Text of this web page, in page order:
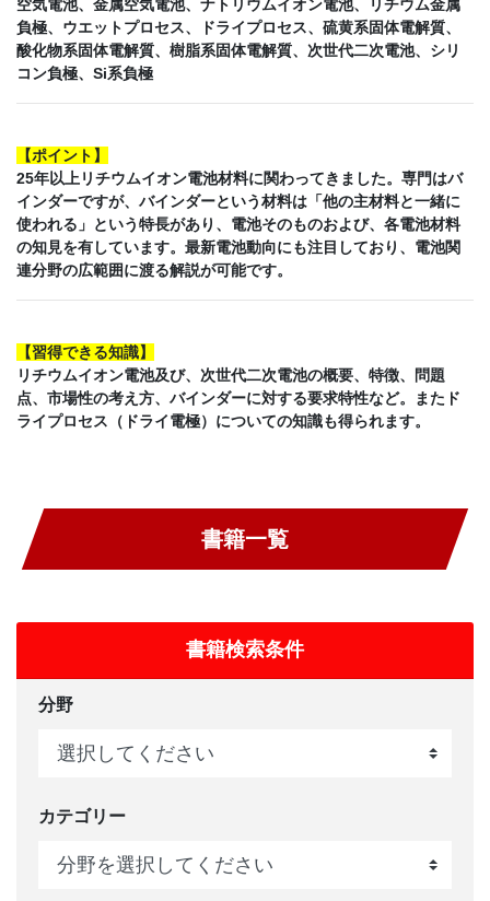
空気電池、金属空気電池、ナトリウムイオン電池、リチウム金属
負極、ウエットプロセス、ドライプロセス、硫黄系固体電解質、
酸化物系固体電解質、樹脂系固体電解質、次世代二次電池、シリ
コン負極、Si系負極
【ポイント】
25年以上リチウムイオン電池材料に関わってきました。専門はバ
インダーですが、バインダーという材料は「他の主材料と一緒に
使われる」という特長があり、電池そのものおよび、各電池材料
の知見を有しています。最新電池動向にも注目しており、電池関
連分野の広範囲に渡る解説が可能です。
【習得できる知識】
リチウムイオン電池及び、次世代二次電池の概要、特徴、問題
点、市場性の考え方、バインダーに対する要求特性など。またド
ライプロセス（ドライ電極）についての知識も得られます。
書籍一覧
書籍検索条件
分野
カテゴリー